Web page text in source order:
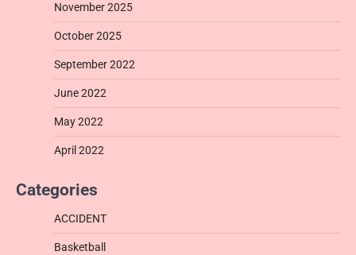
November 2025
October 2025
September 2022
June 2022
May 2022
April 2022
Categories
ACCIDENT
Basketball